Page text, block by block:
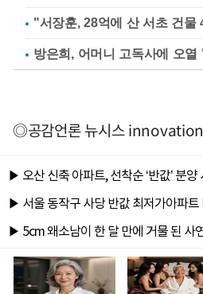
"서장훈, 28억에 산 서초 건물
방은희, 어머니 고독사에 오
◎공감언론 뉴시스